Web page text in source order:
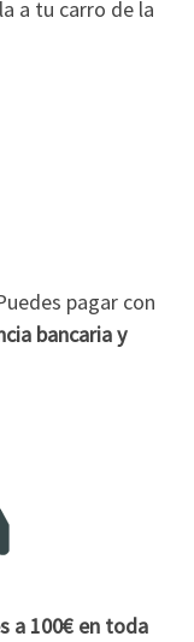
a tu carro de la
pagar con
bancaria y
a 100€ en toda